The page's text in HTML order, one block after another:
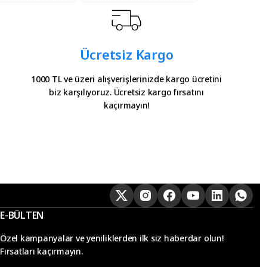
Ücretsiz Kargo
1000 TL ve üzeri alışverişlerinizde kargo ücretini
biz karşılıyoruz. Ücretsiz kargo fırsatını
kaçırmayın!
E-BÜLTEN
Özel kampanyalar ve yeniliklerden ilk siz haberdar olun!
Fırsatları kaçırmayın.